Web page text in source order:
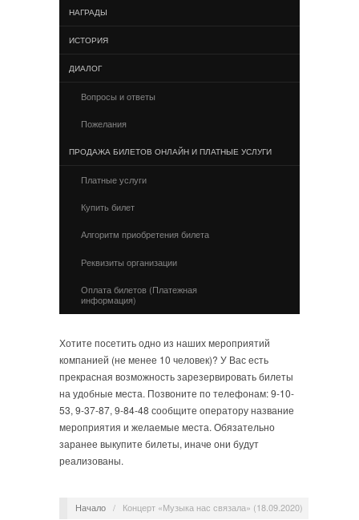
НАГРАДЫ
ИСТОРИЯ
ДИАЛОГ
Вопросы и ответы
Пожелания
ПРОДАЖА БИЛЕТОВ ОНЛАЙН И ПЛАТНЫЕ УСЛУГИ
Платные услуги
Купить билет
Алгоритм приобретения билета
Реквизиты организации
Оплата билетов (Платежная
информация)
Хотите посетить одно из наших мероприятий
компанией (не менее 10 человек)? У Вас есть
прекрасная возможность зарезервировать билеты
на удобные места. Позвоните по телефонам: 9-10-
53, 9-37-87, 9-84-48 сообщите оператору название
мероприятия и желаемые места. Обязательно
заранее выкупите билеты, иначе они будут
реализованы.
Начало / Концерт «Музыка нас связала» (18.09.2020)